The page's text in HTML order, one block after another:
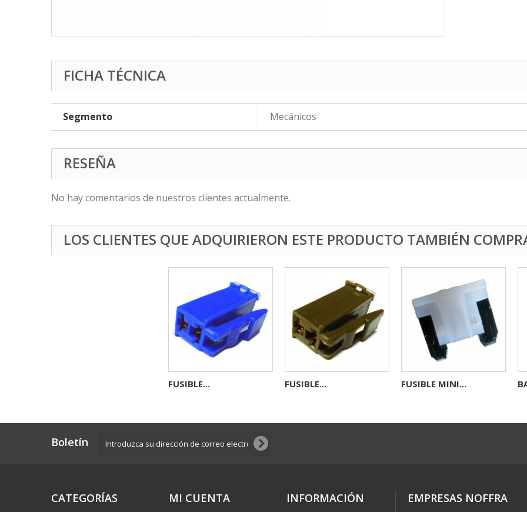
FICHA TÉCNICA
Segmento Mecánicos
RESEÑA
No hay comentarios de nuestros clientes actualmente.
LOS CLIENTES QUE ADQUIRIERON ESTE PRODUCTO TAMBIÉN
FUSIBLE... FUSIBLE... FUSIBLE MINI...
Boletín
CATEGORÍAS MI CUENTA INFORMACIÓN EMPRESAS NOFFRA